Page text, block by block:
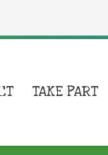
TAKE PART